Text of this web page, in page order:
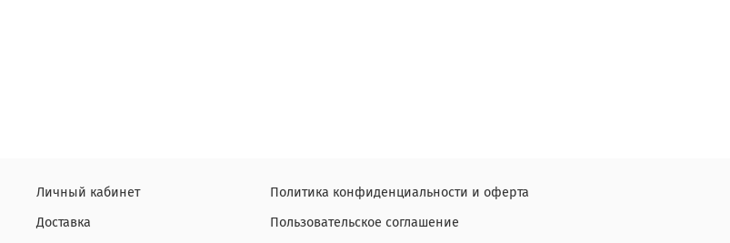
Личный кабинет
Доставка
Политика конфиденциальности и оферта
Пользовательское соглашение